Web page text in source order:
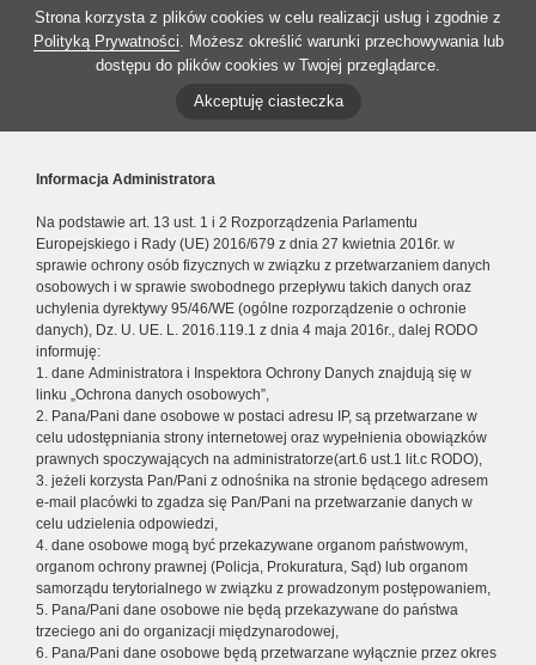
Strona korzysta z plików cookies w celu realizacji usług i zgodnie z
Polityką Prywatności. Możesz określić warunki przechowywania lub
dostępu do plików cookies w Twojej przeglądarce.
Akceptuję ciasteczka
Informacja Administratora
Na podstawie art. 13 ust. 1 i 2 Rozporządzenia Parlamentu
Europejskiego i Rady (UE) 2016/679 z dnia 27 kwietnia 2016r. w
sprawie ochrony osób fizycznych w związku z przetwarzaniem danych
osobowych i w sprawie swobodnego przepływu takich danych oraz
uchylenia dyrektywy 95/46/WE (ogólne rozporządzenie o ochronie
danych), Dz. U. UE. L. 2016.119.1 z dnia 4 maja 2016r., dalej RODO
informuję:
1. dane Administratora i Inspektora Ochrony Danych znajdują się w
linku „Ochrona danych osobowych”,
2. Pana/Pani dane osobowe w postaci adresu IP, są przetwarzane w
celu udostępniania strony internetowej oraz wypełnienia obowiązków
prawnych spoczywających na administratorze(art.6 ust.1 lit.c RODO),
3. jeżeli korzysta Pan/Pani z odnośnika na stronie będącego adresem
e-mail placówki to zgadza się Pan/Pani na przetwarzanie danych w
celu udzielenia odpowiedzi,
4. dane osobowe mogą być przekazywane organom państwowym,
organom ochrony prawnej (Policja, Prokuratura, Sąd) lub organom
samorządu terytorialnego w związku z prowadzonym postępowaniem,
5. Pana/Pani dane osobowe nie będą przekazywane do państwa
trzeciego ani do organizacji międzynarodowej,
6. Pana/Pani dane osobowe będą przetwarzane wyłącznie przez okres